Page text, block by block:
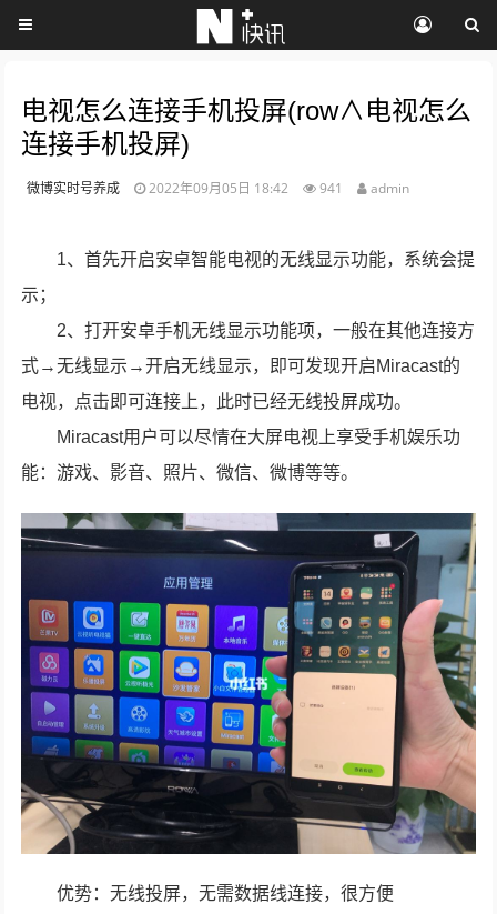
电视怎么连接手机投屏(row∧电视怎么
连接手机投屏)
微博实时号养成 2022年09月05日 18:42 941 admin
1、首先开启安卓智能电视的无线显示功能，系统会提
示；
2、打开安卓手机无线显示功能项，一般在其他连接方
式→无线显示→开启无线显示，即可发现开启Miracast的
电视，点击即可连接上，此时已经无线投屏成功。
Miracast用户可以尽情在大屏电视上享受手机娱乐功
能：游戏、影音、照片、微信、微博等等。
优势：无线投屏，无需数据线连接，很方便